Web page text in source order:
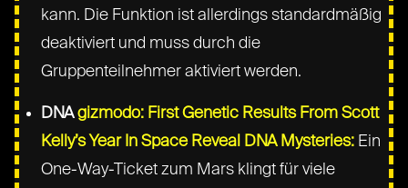
kann. Die Funktion ist allerdings standardmäßig
deaktiviert und muss durch die
Gruppenteilnehmer aktiviert werden.
DNAgizmodo: First Genetic Results From Scott
Kelly’s Year In Space Reveal DNA Mysteries: Ein
One-Way-Ticket zum Mars klingt für viele